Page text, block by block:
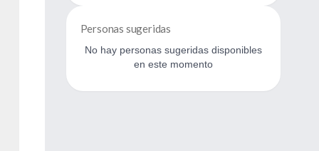
Personas sugeridas
No hay personas sugeridas disponibles
en este momento